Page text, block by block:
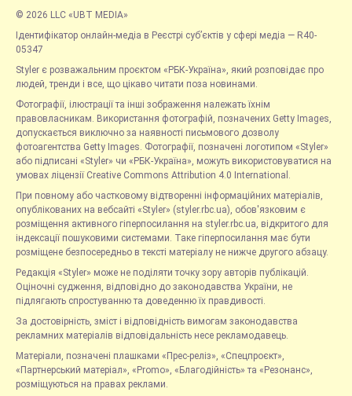
© 2026 LLC «UBT MEDIA»
Ідентифікатор онлайн-медіа в Реєстрі суб’єктів у сфері медіа — R40-
05347
Styler є розважальним проєктом «РБК-Україна», який розповідає про
людей, тренди і все, що цікаво читати поза новинами.
Фотографії, ілюстрації та інші зображення належать їхнім
правовласникам. Використання фотографій, позначених Getty Images,
допускається виключно за наявності письмового дозволу
фотоагентства Getty Images. Фотографії, позначені логотипом «Styler»
або підписані «Styler» чи «РБК-Україна», можуть використовуватися на
умовах ліцензії Creative Commons Attribution 4.0 International.
При повному або частковому відтворенні інформаційних матеріалів,
опублікованих на вебсайті «Styler» (styler.rbc.ua), обов'язковим є
розміщення активного гіперпосилання на styler.rbc.ua, відкритого для
індексації пошуковими системами. Таке гіперпосилання має бути
розміщене безпосередньо в тексті матеріалу не нижче другого абзацу.
Редакція «Styler» може не поділяти точку зору авторів публікацій.
Оціночні судження, відповідно до законодавства України, не
підлягають спростуванню та доведенню їх правдивості.
За достовірність, зміст і відповідність вимогам законодавства
рекламних матеріалів відповідальність несе рекламодавець.
Матеріали, позначені плашками «Прес-реліз», «Спецпроєкт»,
«Партнерський матеріал», «Promo», «Благодійність» та «Резонанс»,
розміщуються на правах реклами.